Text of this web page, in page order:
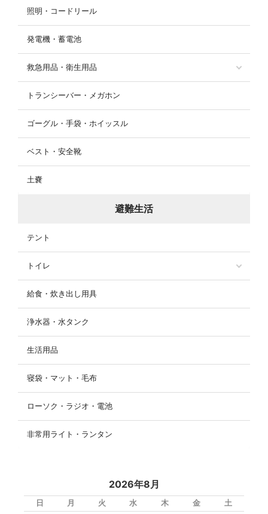
照明・コードリール
発電機・蓄電池
救急用品・衛生用品
トランシーバー・メガホン
ゴーグル・手袋・ホイッスル
ベスト・安全靴
土嚢
避難生活
テント
トイレ
給食・炊き出し用具
浄水器・水タンク
生活用品
寝袋・マット・毛布
ローソク・ラジオ・電池
非常用ライト・ランタン
2026年8月
日 月 火 水 木 金
土